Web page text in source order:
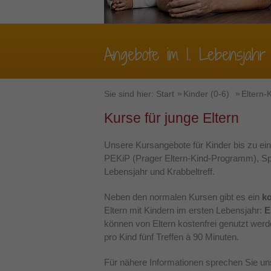
Angebote im 1. Lebensjahr
Sie sind hier: Start Kinder (0-6) Eltern-
Kurse für junge Eltern
Unsere Kursangebote für Kinder bis zu
PEKiP (Prager Eltern-Kind-Programm),
Lebensjahr und Krabbeltreff.
Neben den normalen Kursen gibt es ein
Eltern mit Kindern im ersten Lebensjahr:
können von Eltern kostenfrei genutzt
pro Kind fünf Treffen à 90 Minuten.
Für nähere Informationen sprechen Sie